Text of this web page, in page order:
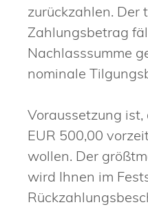
zurückzahlen. Der
Zahlungsbetrag
Nachlasssumme
nominale
Voraussetzung
EUR 500,00
wollen. Der
wird Ihnen im